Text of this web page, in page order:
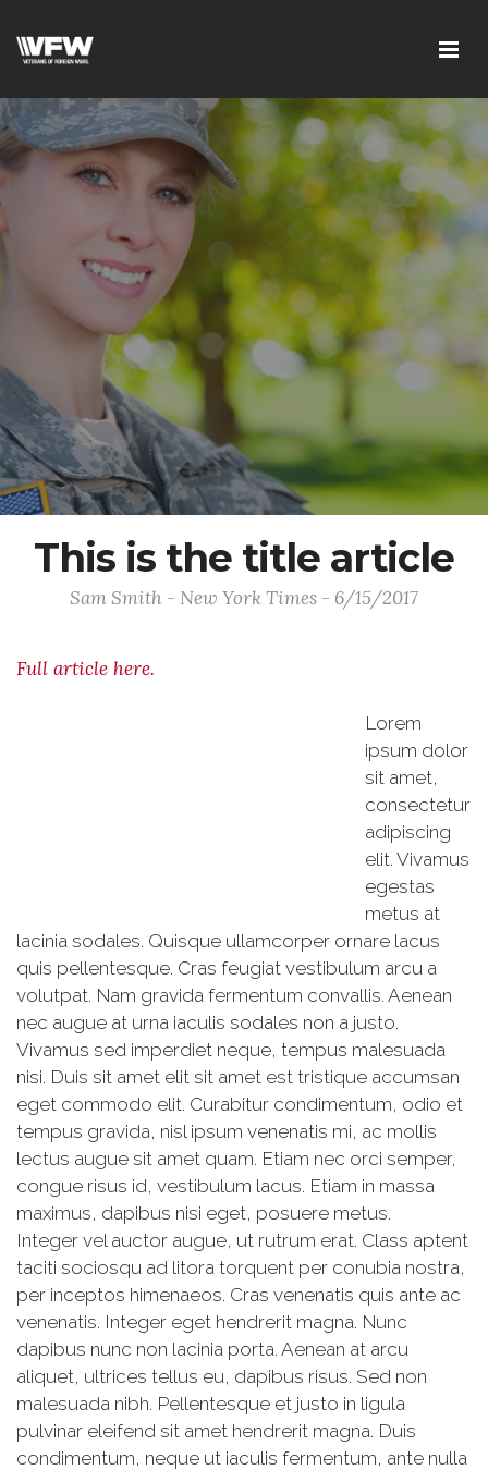
This is the title article
Sam Smith - New York Times - 6/15/2017
Full article here.
Lorem
ipsum dolor
sit amet,
consectetur
adipiscing
elit. Vivamus
egestas
metus at
lacinia sodales. Quisque ullamcorper ornare lacus
quis pellentesque. Cras feugiat vestibulum arcu a
volutpat. Nam gravida fermentum convallis. Aenean
nec augue at urna iaculis sodales non a justo.
Vivamus sed imperdiet neque, tempus malesuada
nisi. Duis sit amet elit sit amet est tristique accumsan
eget commodo elit. Curabitur condimentum, odio et
tempus gravida, nisl ipsum venenatis mi, ac mollis
lectus augue sit amet quam. Etiam nec orci semper,
congue risus id, vestibulum lacus. Etiam in massa
maximus, dapibus nisi eget, posuere metus.
Integer vel auctor augue, ut rutrum erat. Class aptent
taciti sociosqu ad litora torquent per conubia nostra,
per inceptos himenaeos. Cras venenatis quis ante ac
venenatis. Integer eget hendrerit magna. Nunc
dapibus nunc non lacinia porta. Aenean at arcu
aliquet, ultrices tellus eu, dapibus risus. Sed non
malesuada nibh. Pellentesque et justo in ligula
pulvinar eleifend sit amet hendrerit magna. Duis
condimentum, neque ut iaculis fermentum, ante nulla